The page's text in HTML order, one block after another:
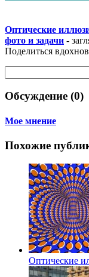
Оптические
фото и задачи -
Поделиться
Обсуждение (0)
Мое мнение
Похожие
Оптические